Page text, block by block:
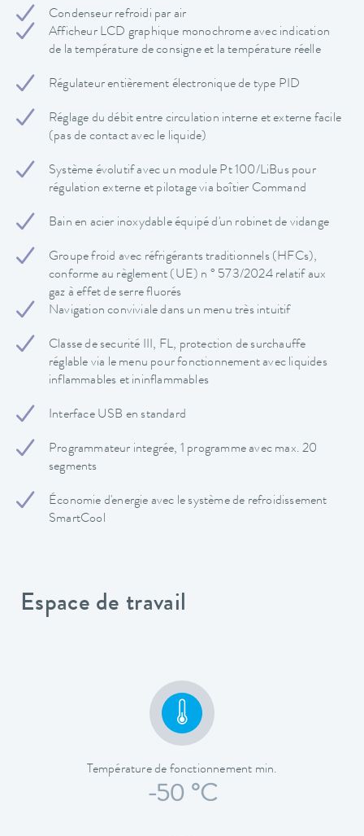
Condenseur refroidi par air
Afficheur LCD graphique monochrome avec indication
de la température de consigne et la température réelle
Régulateur entièrement électronique de type PID
Réglage du débit entre circulation interne et externe facile
(pas de contact avec le liquide)
Système évolutif avec un module Pt 100/LiBus pour
régulation externe et pilotage via boîtier Command
Bain en acier inoxydable équipé d'un robinet de vidange
Groupe froid avec réfrigérants traditionnels (HFCs),
conforme au règlement (UE) n ° 573/2024 relatif aux
gaz à effet de serre fluorés
Navigation conviviale dans un menu très intuitif
Classe de securité III, FL, protection de surchauffe
réglable via le menu pour fonctionnement avec liquides
inflammables et ininflammables
Interface USB en standard
Programmateur integrée, 1 programme avec max. 20
segments
Économie d'energie avec le système de refroidissement
SmartCool
Espace de travail
Température de fonctionnement min.
-50 °C